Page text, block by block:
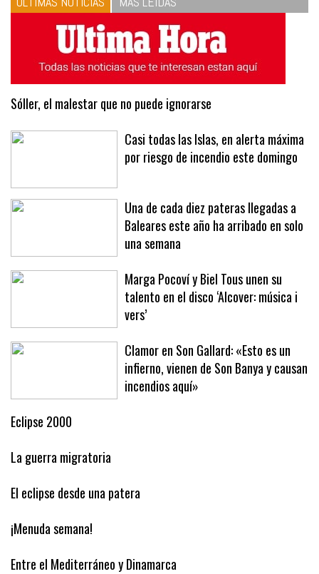
Sóller, el malestar que no puede ignorarse
Casi todas las Islas, en alerta máxima
por riesgo de incendio este domingo
Una de cada diez pateras llegadas a
Baleares este año ha arribado en solo
una semana
Marga Pocoví y Biel Tous unen su
talento en el disco ‘Alcover: música i
vers’
Clamor en Son Gallard: «Esto es un
infierno, vienen de Son Banya y causan
incendios aquí»
Eclipse 2000
La guerra migratoria
El eclipse desde una patera
¡Menuda semana!
Entre el Mediterráneo y Dinamarca